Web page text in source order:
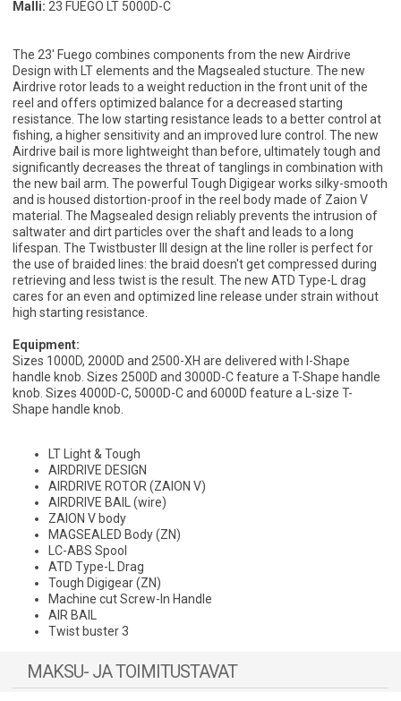
Malli: 23 FUEGO LT 5000D-C
The 23' Fuego combines components from the new Airdrive
Design with LT elements and the Magsealed stucture. The new
Airdrive rotor leads to a weight reduction in the front unit of the
reel and offers optimized balance for a decreased starting
resistance. The low starting resistance leads to a better control at
fishing, a higher sensitivity and an improved lure control. The new
Airdrive bail is more lightweight than before, ultimately tough and
significantly decreases the threat of tanglings in combination with
the new bail arm. The powerful Tough Digigear works silky-smooth
and is housed distortion-proof in the reel body made of Zaion V
material. The Magsealed design reliably prevents the intrusion of
saltwater and dirt particles over the shaft and leads to a long
lifespan. The Twistbuster III design at the line roller is perfect for
the use of braided lines: the braid doesn't get compressed during
retrieving and less twist is the result. The new ATD Type-L drag
cares for an even and optimized line release under strain without
high starting resistance.
Equipment:
Sizes 1000D, 2000D and 2500-XH are delivered with I-Shape
handle knob. Sizes 2500D and 3000D-C feature a T-Shape handle
knob. Sizes 4000D-C, 5000D-C and 6000D feature a L-size T-
Shape handle knob.
LT Light & Tough
AIRDRIVE DESIGN
AIRDRIVE ROTOR (ZAION V)
AIRDRIVE BAIL (wire)
ZAION V body
MAGSEALED Body (ZN)
LC-ABS Spool
ATD Type-L Drag
Tough Digigear (ZN)
Machine cut Screw-In Handle
AIR BAIL
Twist buster 3
MAKSU- JA TOIMITUSTAVAT